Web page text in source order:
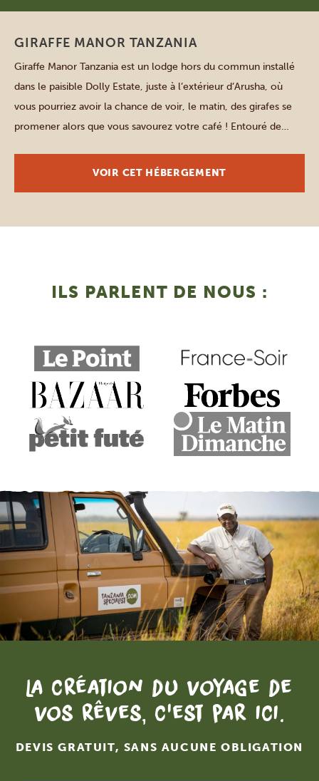
GIRAFFE MANOR TANZANIA
Giraffe Manor Tanzania est un lodge hors du commun installé
dans le paisible Dolly Estate, juste à l’extérieur d’Arusha, où
vous pourriez avoir la chance de voir, le matin, des girafes se
promener alors que vous savourez votre café ! Entouré de
abritant des oiseaux, des […]
VOIR CET HÉBERGEMENT
ILS PARLENT DE NOUS :
La création du voyage de
vos rêves, c'est par ici.
DEVIS GRATUIT, SANS AUCUNE OBLIGATION